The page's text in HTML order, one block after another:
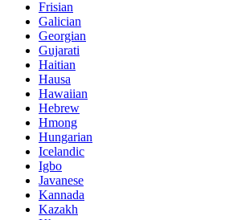
Frisian
Galician
Georgian
Gujarati
Haitian
Hausa
Hawaiian
Hebrew
Hmong
Hungarian
Icelandic
Igbo
Javanese
Kannada
Kazakh